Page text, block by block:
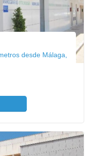
desde Málaga,